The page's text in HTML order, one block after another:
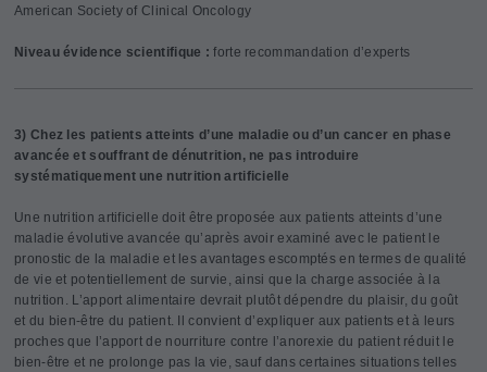
American Society of Clinical Oncology
Niveau évidence scientifique :forte recommandation d’experts
3) Chez les patients atteints d’une maladie ou d’un cancer en phase
avancée et souffrant de dénutrition, ne pas introduire
systématiquement une nutrition artificielle
Une nutrition artificielle doit être proposée aux patients atteints d’une
maladie évolutive avancée qu’après avoir examiné avec le patient le
pronostic de la maladie et les avantages escomptés en termes de qualité
de vie et potentiellement de survie, ainsi que la charge associée à la
nutrition. L’apport alimentaire devrait plutôt dépendre du plaisir, du goût
et du bien-être du patient. Il convient d’expliquer aux patients et à leurs
proches que l’apport de nourriture contre l’anorexie du patient réduit le
bien-être et ne prolonge pas la vie, sauf dans certaines situations telles